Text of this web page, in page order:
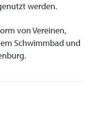
werden.
von Vereinen,
Schwimmbad und